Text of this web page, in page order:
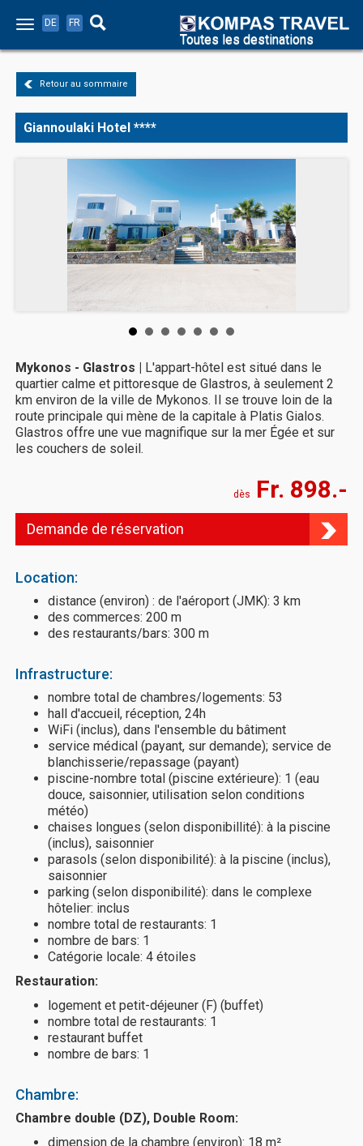
DE FR
Toutes les destinations
Retour au sommaire
Giannoulaki Hotel ****
Mykonos - Glastros | L'appart-hôtel est situé dans le
quartier calme et pittoresque de Glastros, à seulement 2
km environ de la ville de Mykonos. Il se trouve loin de la
route principale qui mène de la capitale à Platis Gialos.
Glastros offre une vue magnifique sur la mer Égée et sur
les couchers de soleil.
dès Fr. 898.-
Demande de réservation
Location:
distance (environ) : de l'aéroport (JMK): 3 km
des commerces: 200 m
des restaurants/bars: 300 m
Infrastructure:
nombre total de chambres/logements: 53
hall d'accueil, réception, 24h
WiFi (inclus), dans l'ensemble du bâtiment
service médical (payant, sur demande); service de
blanchisserie/repassage (payant)
piscine-nombre total (piscine extérieure): 1 (eau
douce, saisonnier, utilisation selon conditions
météo)
chaises longues (selon disponibillité): à la piscine
(inclus), saisonnier
parasols (selon disponibilité): à la piscine (inclus),
saisonnier
parking (selon disponibilité): dans le complexe
hôtelier: inclus
nombre total de restaurants: 1
nombre de bars: 1
Catégorie locale: 4 étoiles
Restauration:
logement et petit-déjeuner (F) (buffet)
nombre total de restaurants: 1
restaurant buffet
nombre de bars: 1
Chambre:
Chambre double (DZ), Double Room:
dimension de la chambre (environ): 18 m²